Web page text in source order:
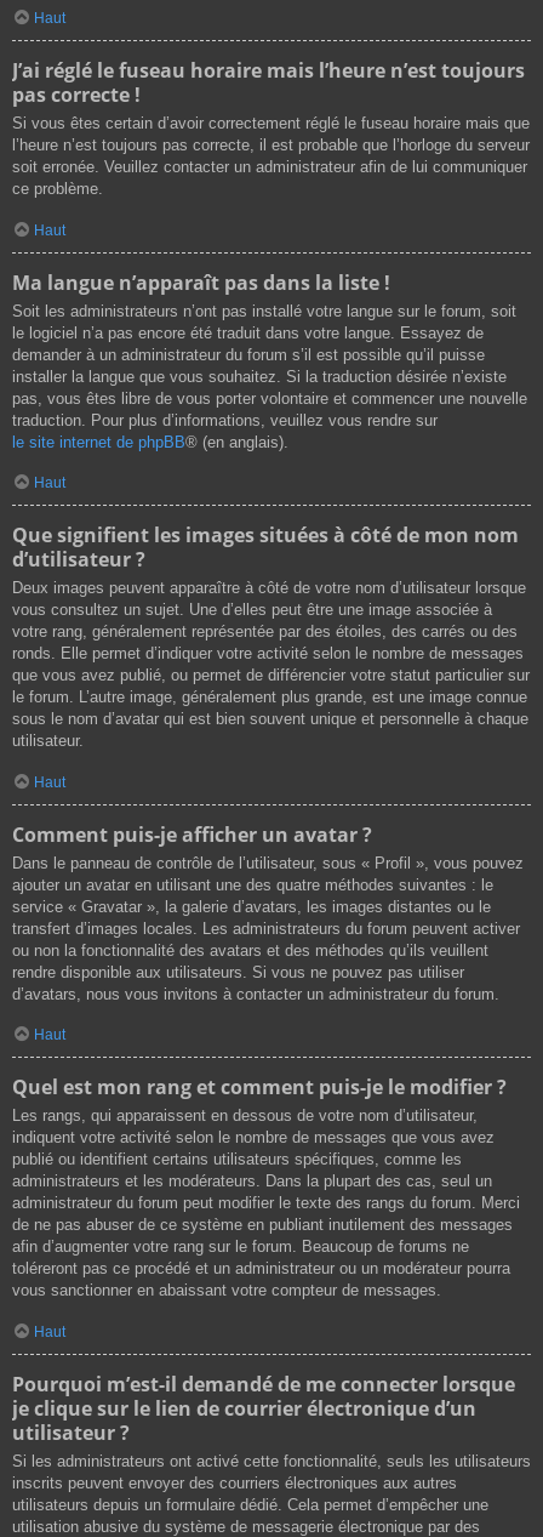
Haut
J’ai réglé le fuseau horaire mais l’heure n’est toujours
pas correcte !
Si vous êtes certain d’avoir correctement réglé le fuseau horaire mais que
l’heure n’est toujours pas correcte, il est probable que l’horloge du serveur
soit erronée. Veuillez contacter un administrateur afin de lui communiquer
ce problème.
Haut
Ma langue n’apparaît pas dans la liste !
Soit les administrateurs n’ont pas installé votre langue sur le forum, soit
le logiciel n’a pas encore été traduit dans votre langue. Essayez de
demander à un administrateur du forum s’il est possible qu’il puisse
installer la langue que vous souhaitez. Si la traduction désirée n’existe
pas, vous êtes libre de vous porter volontaire et commencer une nouvelle
traduction. Pour plus d’informations, veuillez vous rendre sur
le site internet de phpBB® (en anglais).
Haut
Que signifient les images situées à côté de mon nom
d’utilisateur ?
Deux images peuvent apparaître à côté de votre nom d’utilisateur lorsque
vous consultez un sujet. Une d’elles peut être une image associée à
votre rang, généralement représentée par des étoiles, des carrés ou des
ronds. Elle permet d’indiquer votre activité selon le nombre de messages
que vous avez publié, ou permet de différencier votre statut particulier sur
le forum. L’autre image, généralement plus grande, est une image connue
sous le nom d’avatar qui est bien souvent unique et personnelle à chaque
utilisateur.
Haut
Comment puis-je afficher un avatar ?
Dans le panneau de contrôle de l’utilisateur, sous « Profil », vous pouvez
ajouter un avatar en utilisant une des quatre méthodes suivantes : le
service « Gravatar », la galerie d’avatars, les images distantes ou le
transfert d’images locales. Les administrateurs du forum peuvent activer
ou non la fonctionnalité des avatars et des méthodes qu’ils veuillent
rendre disponible aux utilisateurs. Si vous ne pouvez pas utiliser
d’avatars, nous vous invitons à contacter un administrateur du forum.
Haut
Quel est mon rang et comment puis-je le modifier ?
Les rangs, qui apparaissent en dessous de votre nom d’utilisateur,
indiquent votre activité selon le nombre de messages que vous avez
publié ou identifient certains utilisateurs spécifiques, comme les
administrateurs et les modérateurs. Dans la plupart des cas, seul un
administrateur du forum peut modifier le texte des rangs du forum. Merci
de ne pas abuser de ce système en publiant inutilement des messages
afin d’augmenter votre rang sur le forum. Beaucoup de forums ne
toléreront pas ce procédé et un administrateur ou un modérateur pourra
vous sanctionner en abaissant votre compteur de messages.
Haut
Pourquoi m’est-il demandé de me connecter lorsque
je clique sur le lien de courrier électronique d’un
utilisateur ?
Si les administrateurs ont activé cette fonctionnalité, seuls les utilisateurs
inscrits peuvent envoyer des courriers électroniques aux autres
utilisateurs depuis un formulaire dédié. Cela permet d’empêcher une
utilisation abusive du système de messagerie électronique par des